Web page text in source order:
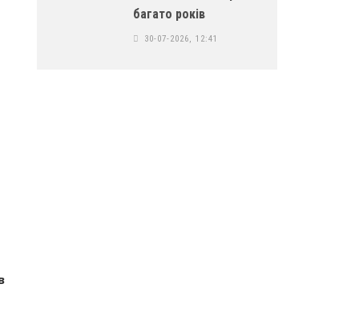
багато років
30-07-2026, 12:41